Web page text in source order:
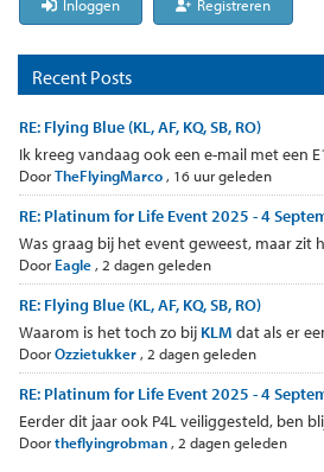
Inloggen Registreren
Recent Posts
RE: Flying Blue (KL, AF, KQ, SB, RO)
Ik kreeg vandaag ook een e-mail met een
DoorTheFlyingMarco, 16 uur geleden
RE: Platinum for Life Event 2025 - 4
Was graag bij het event geweest, maar zit
Door Eagle, 2 dagen geleden
RE: Flying Blue (KL, AF, KQ, SB, RO)
Waarom is het toch zo bij KLM dat als er
DoorOzzietukker, 2 dagen geleden
RE: Platinum for Life Event 2025 - 4
Eerder dit jaar ook P4L veiliggesteld, ben
Doortheflyingrobman, 2 dagen geleden